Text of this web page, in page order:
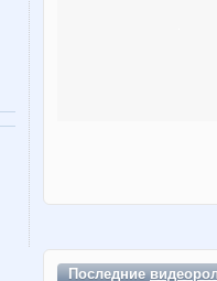
Последние